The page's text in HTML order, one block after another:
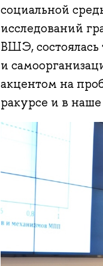
социальной
исследований
ВШЭ,
и
акцентом на
ракурсе и в